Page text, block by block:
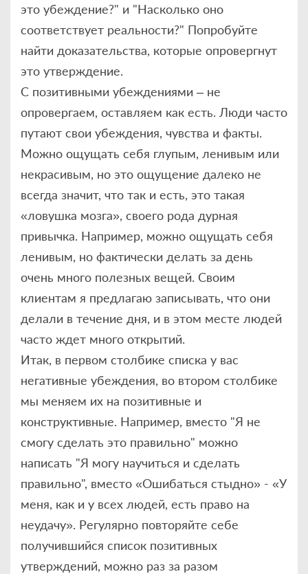
это убеждение?" и "Насколько оно
соответствует реальности?" Попробуйте
найти доказательства, которые опровергнут
это утверждение.
С позитивными убеждениями – не
опровергаем, оставляем как есть. Люди часто
путают свои убеждения, чувства и факты.
Можно ощущать себя глупым, ленивым или
некрасивым, но это ощущение далеко не
всегда значит, что так и есть, это такая
«ловушка мозга», своего рода дурная
привычка. Например, можно ощущать себя
ленивым, но фактически делать за день
очень много полезных вещей. Своим
клиентам я предлагаю записывать, что они
делали в течение дня, и в этом месте людей
часто ждет много открытий.
Итак, в первом столбике списка у вас
негативные убеждения, во втором столбике
мы меняем их на позитивные и
конструктивные. Например, вместо "Я не
смогу сделать это правильно" можно
написать "Я могу научиться и сделать
правильно", вместо «Ошибаться стыдно» - «У
меня, как и у всех людей, есть право на
неудачу». Регулярно повторяйте себе
получившийся список позитивных
утверждений, можно раз за разом